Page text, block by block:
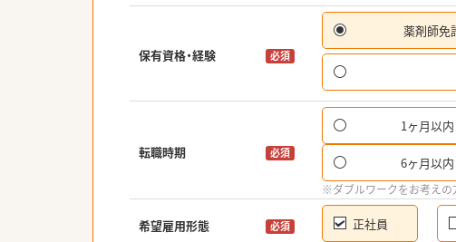
保有資格・経験 必須
薬剤師免
転職時期 必須
1ヶ月以内
6ヶ月以内
※ダブルワークをお考えの
希望雇用形態 必須 正社員